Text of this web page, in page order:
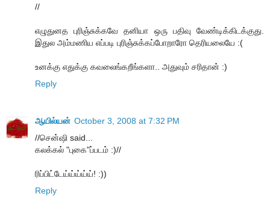
//
எழுதுனத புரிஞ்சுக்கவே தனியா ஒரு பதிவு வேண்டிக்கிடக்குது.
இதுல அம்மணிய எப்படி புரிஞ்சுக்கப்போறாரோ தெரியலையே :(
உனக்கு எதுக்கு கவலைங்கறீங்களா.. அதுவும் சரிதான் :)
Reply
ஆயில்யன் October 3, 2008 at 7:32 PM
//சென்ஷி said...
கலக்கல் "புகை"ப்படம் :)//
ரிப்பிட்டேய்ய்ய்ய்ய்! :))
Reply